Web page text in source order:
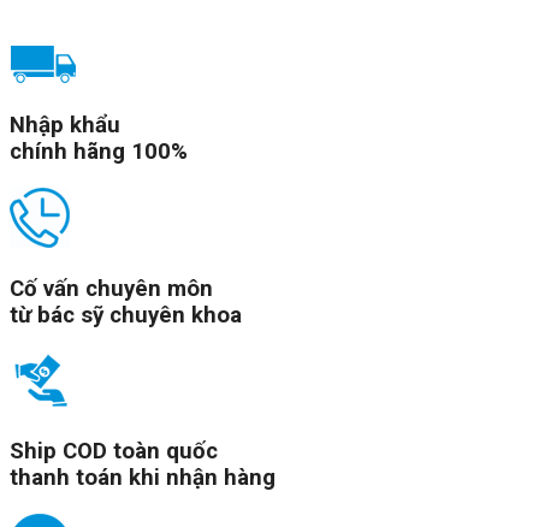
Nhập khẩu
chính hãng 100%
Cố vấn chuyên môn
từ bác sỹ chuyên khoa
Ship COD toàn quốc
thanh toán khi nhận hàng